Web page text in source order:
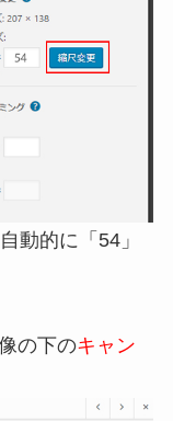
動的に「54」
の下のキャン